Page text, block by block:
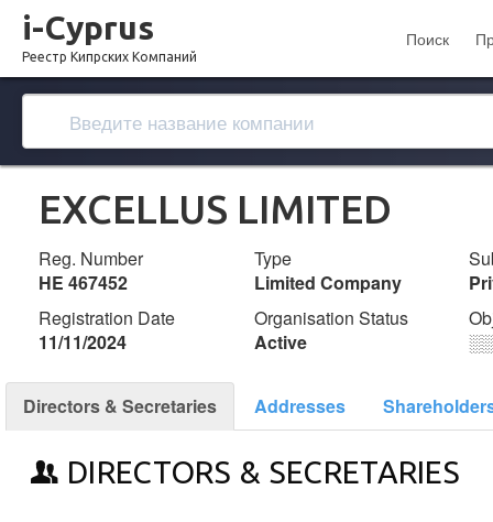
i-Cyprus
Реестр Кипрских Компаний
Поиск
EXCELLUS LIMITED
Reg. Number
ΗΕ 467452
Type
Limited Company
Registration Date
11/11/2024
Organisation Status
Active
Directors & Secretaries Addresses
DIRECTORS & SECRETARIES